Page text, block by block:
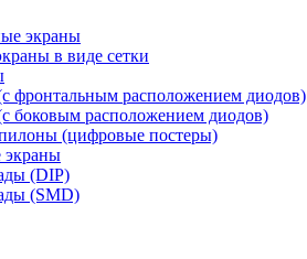
экраны
в виде сетки
фронтальным расположением диодов)
боковым расположением диодов)
(цифровые постеры)
экраны
(DIP)
(SMD)